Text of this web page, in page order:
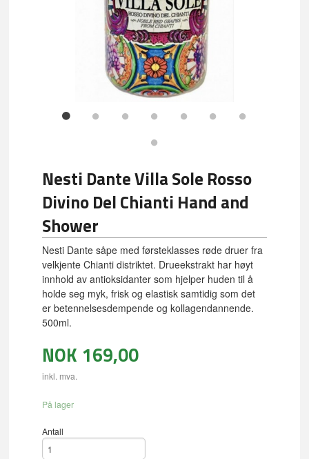
Nesti Dante Villa Sole Rosso
Divino Del Chianti Hand and
Shower
Nesti Dante såpe med førsteklasses røde druer fra
velkjente Chianti distriktet. Drueekstrakt har høyt
innhold av antioksidanter som hjelper huden til å
holde seg myk, frisk og elastisk samtidig som det
er betennelsesdempende og kollagendannende.
500ml.
NOK 169,00
inkl. mva.
På lager
Antall